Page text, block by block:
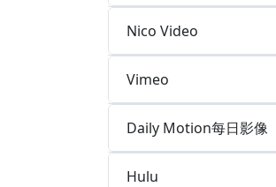
Nico Video
Vimeo
Daily Motion每日影像
Hulu